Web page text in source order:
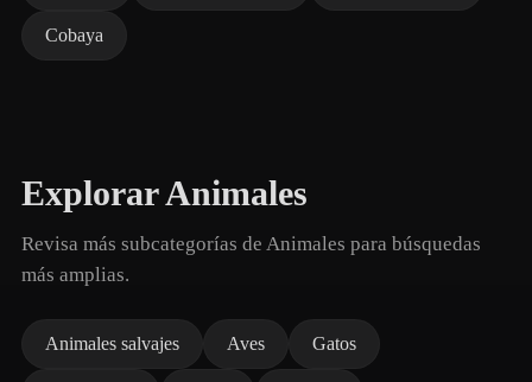
Cobaya
Explorar Animales
Revisa más subcategorías de Animales para búsquedas
más amplias.
Animales salvajes Aves Gatos